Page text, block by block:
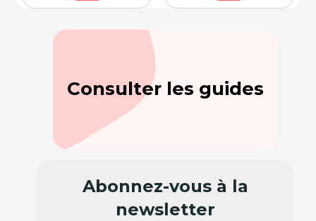
Consulter les guides
Abonnez-vous à la
newsletter